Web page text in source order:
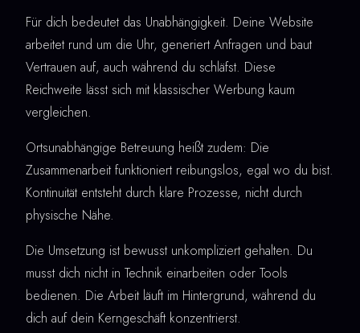
Für dich bedeutet das Unabhängigkeit. Deine Website
arbeitet rund um die Uhr, generiert Anfragen und baut
Vertrauen auf, auch während du schläfst. Diese
Reichweite lässt sich mit klassischer Werbung kaum
vergleichen.
Ortsunabhängige Betreuung heißt zudem: Die
Zusammenarbeit funktioniert reibungslos, egal wo du bist.
Kontinuität entsteht durch klare Prozesse, nicht durch
physische Nähe.
Die Umsetzung ist bewusst unkompliziert gehalten. Du
musst dich nicht in Technik einarbeiten oder Tools
bedienen. Die Arbeit läuft im Hintergrund, während du
dich auf dein Kerngeschäft konzentrierst.